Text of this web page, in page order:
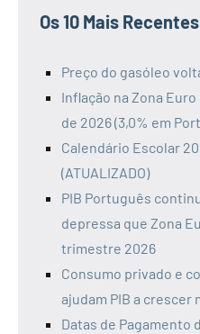
Os 10 Mais Recentes
Preço do gasóleo
Inflação na Zona
de 2026 (3,0% em
Calendário Escolar
(ATUALIZADO)
PIB Português
depressa que Zona
trimestre 2026
Consumo privado e
ajudam PIB a
Datas de Pagamento